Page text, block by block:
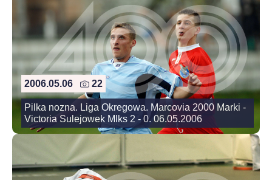
2006.05.06 22
Pilka nozna. Liga Okregowa. Marcovia 2000 Marki -
Victoria Sulejowek Mlks 2 - 0. 06.05.2006